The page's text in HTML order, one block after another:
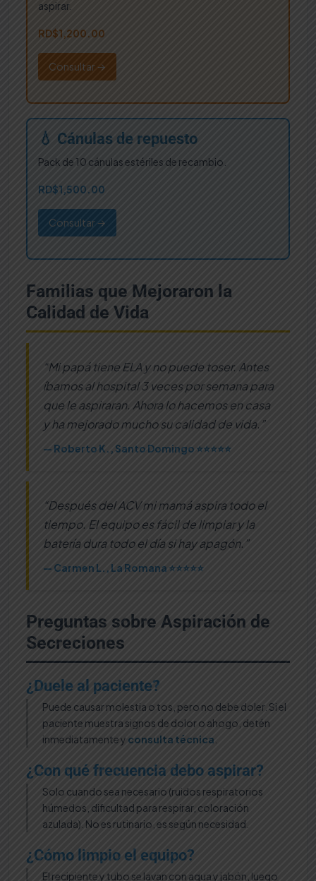
aspirar.
RD$1,200.00
Consultar →
💧 Cánulas de repuesto
Pack de 10 cánulas estériles de recambio.
RD$1,500.00
Consultar →
Familias que Mejoraron la
Calidad de Vida
“Mi papá tiene ELA y no puede toser. Antes
íbamos al hospital 3 veces por semana para
que le aspiraran. Ahora lo hacemos en casa
y ha mejorado mucho su calidad de vida.”
— Roberto K., Santo Domingo ⭐⭐⭐⭐⭐
“Después del ACV mi mamá aspira todo el
tiempo. El equipo es fácil de limpiar y la
batería dura todo el día si hay apagón.”
— Carmen L., La Romana ⭐⭐⭐⭐⭐
Preguntas sobre Aspiración de
Secreciones
¿Duele al paciente?
Puede causar molestia o tos, pero no debe doler. Si el
paciente muestra signos de dolor o ahogo, detén
inmediatamente y consulta técnica
¿Con qué frecuencia debo aspirar?
Solo cuando sea necesario (ruidos respiratorios
húmedos, dificultad para respirar, coloración
azulada). No es rutinario, es según necesidad.
¿Cómo limpio el equipo?
El recipiente y tubo se lavan con agua y jabón, luego